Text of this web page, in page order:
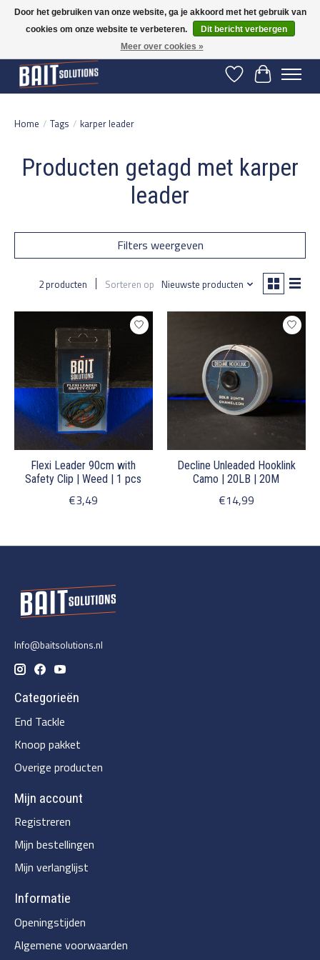
Gratis verzending vanaf 50 euro binnen NL | Op voorraad binnen 2-5 werkdagen
verzonden | België vanaf 70 euro gratis verzonden
Verlanglijst
Home / Tags / karper leader
Producten getagd met karper
leader
Filters weergeven
2 producten Sorteren op Nieuwste producten
Flexi Leader 90cm with
Safety Clip | Weed | 1 pcs
€3,49
Decline Unleaded Hooklink
Camo | 20LB | 20M
€14,99
Info@baitsolutions.nl
Categorieën
End Tackle
Knoop pakket
Overige producten
Mijn account
Registreren
Mijn bestellingen
Mijn verlanglijst
Informatie
Openingstijden
Algemene voorwaarden
Door het gebruiken van onze website, ga je akkoord met het gebruik van
cookies om onze website te verbeteren.
Dit bericht verbergen
Meer over cookies »